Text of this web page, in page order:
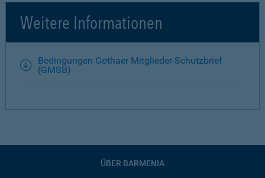
Weitere Informationen
Bedingungen Gothaer Mitglieder-Schutzbrief
(GMSB)
ÜBER BARMENIA